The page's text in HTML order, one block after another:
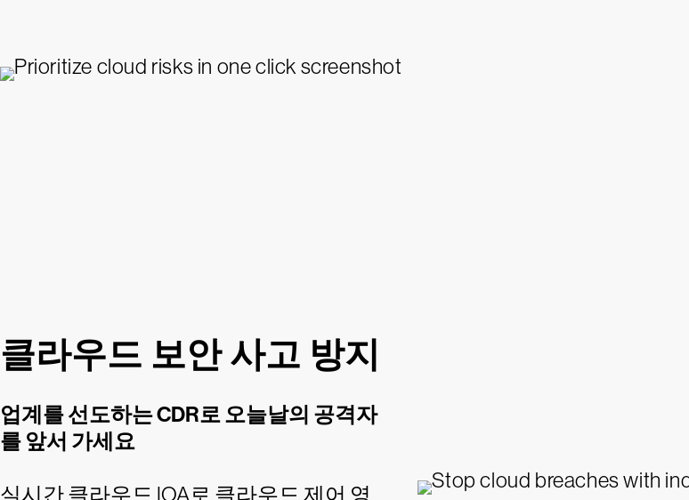
클라우드 보안 사고 방지
업계를 선도하는 CDR로 오늘날의 공격자
를 앞서 가세요
실시간 클라우드 IOA로 클라우드 제어 영